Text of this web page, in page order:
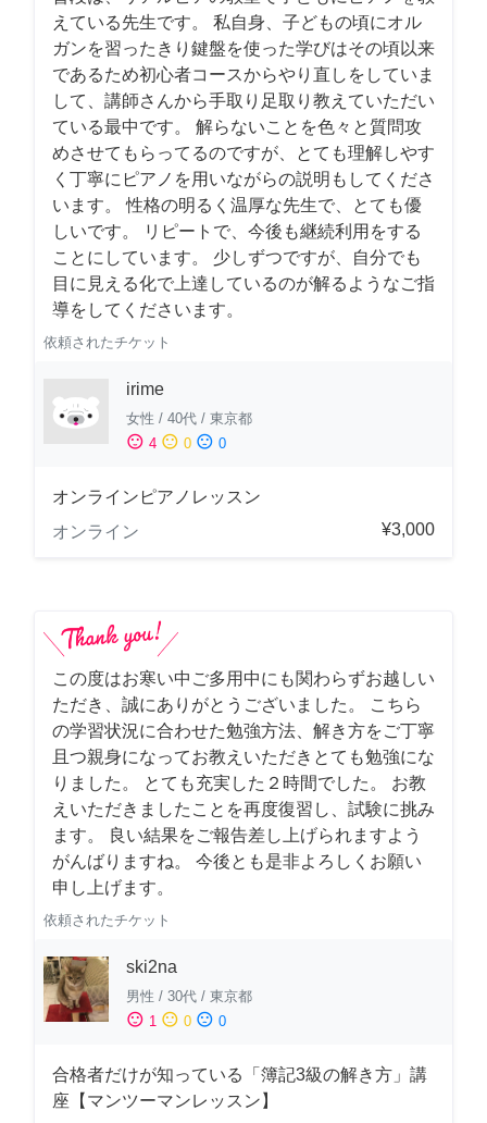
えている先生です。 私自身、子どもの頃にオル
ガンを習ったきり鍵盤を使った学びはその頃以来
であるため初心者コースからやり直しをしていま
して、講師さんから手取り足取り教えていただい
ている最中です。 解らないことを色々と質問攻
めさせてもらってるのですが、とても理解しやす
く丁寧にピアノを用いながらの説明もしてくださ
います。 性格の明るく温厚な先生で、とても優
しいです。 リピートで、今後も継続利用をする
ことにしています。 少しずつですが、自分でも
目に見える化で上達しているのが解るようなご指
導をしてくださいます。
依頼されたチケット
irime
女性 / 40代 / 東京都
sentiment_satisfied 4 sentiment_neutral 0 sentiment_dissatisfied 0
オンラインピアノレッスン
オンライン
¥3,000
この度はお寒い中ご多用中にも関わらずお越しい
ただき、誠にありがとうございました。 こちら
の学習状況に合わせた勉強方法、解き方をご丁寧
且つ親身になってお教えいただきとても勉強にな
りました。 とても充実した２時間でした。 お教
えいただきましたことを再度復習し、試験に挑み
ます。 良い結果をご報告差し上げられますよう
がんばりますね。 今後とも是非よろしくお願い
申し上げます。
依頼されたチケット
ski2na
男性 / 30代 / 東京都
sentiment_satisfied 1 sentiment_neutral 0 sentiment_dissatisfied 0
合格者だけが知っている「簿記3級の解き方」講
座【マンツーマンレッスン】